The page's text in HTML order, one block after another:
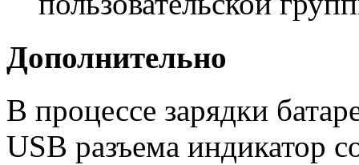
Дополнительно
В процессе зарядки
USB разъема индикатор